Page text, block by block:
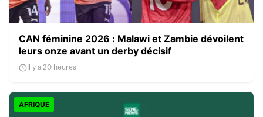
CAN féminine 2026 : Malawi et Zambie dévoilent
leurs onze avant un derby décisif
Il y a 20 heures
AFRIQUE